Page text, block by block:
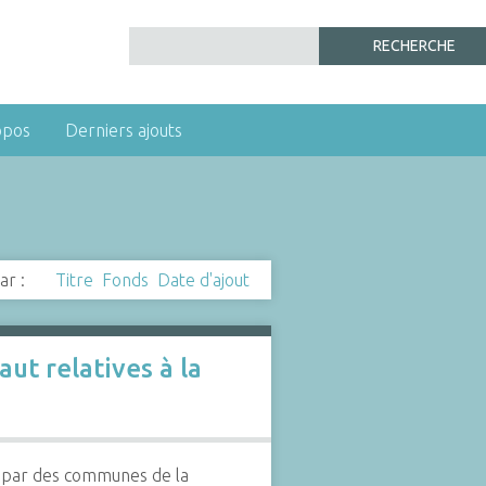
Derniers ajouts
: Titre Fonds Date d'ajout
relatives à la
des communes de la